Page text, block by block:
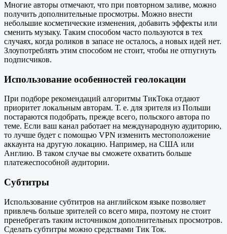
Многие авторы отмечают, что при повторном заливе, можно
получить дополнительные просмотры. Можно внести
небольшие косметические изменения, добавить эффекты или
сменить музыку. Таким способом часто пользуются в тех
случаях, когда роликов в запасе не осталось, а новых идей нет.
Злоупотреблять этим способом не стоит, чтобы не отпугнуть
подписчиков.
Использование особенностей геолокации
При подборе рекомендаций алгоритмы ТикТока отдают
приоритет локальным авторам. Т. е. для зрителя из Польши
постараются подобрать, прежде всего, польского автора по
теме. Если ваш канал работает на международную аудиторию,
то лучше будет с помощью VPN изменить местоположение
аккаунта на другую локацию. Например, на США или
Англию. В таком случае вы сможете охватить больше
платежеспособной аудитории.
Субтитры
Использование субтитров на английском языке позволяет
привлечь больше зрителей со всего мира, поэтому не стоит
пренебрегать таким источником дополнительных просмотров.
Сделать субтитры можно средствами Тик Ток.